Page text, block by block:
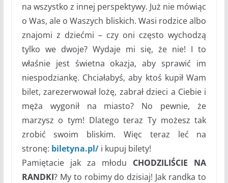
na wszystko z innej perspektywy. Już nie mówiąc
o Was, ale o Waszych bliskich. Wasi rodzice albo
znajomi z dziećmi – czy oni często wychodzą
tylko we dwoje? Wydaje mi się, że nie! I to
właśnie jest świetna okazja, aby sprawić im
niespodziankę. Chciałabyś, aby ktoś kupił Wam
bilet, zarezerwował lożę, zabrał dzieci a Ciebie i
męża wygonił na miasto? No pewnie, że
marzysz o tym! Dlatego teraz Ty możesz tak
zrobić swoim bliskim. Więc teraz leć na
stronę: biletyna.pl/ i kupuj bilety!
Pamiętacie jak za młodu CHODZILIŚCIE NA
RANDKI? My to robimy do dzisiaj! Jak randka to